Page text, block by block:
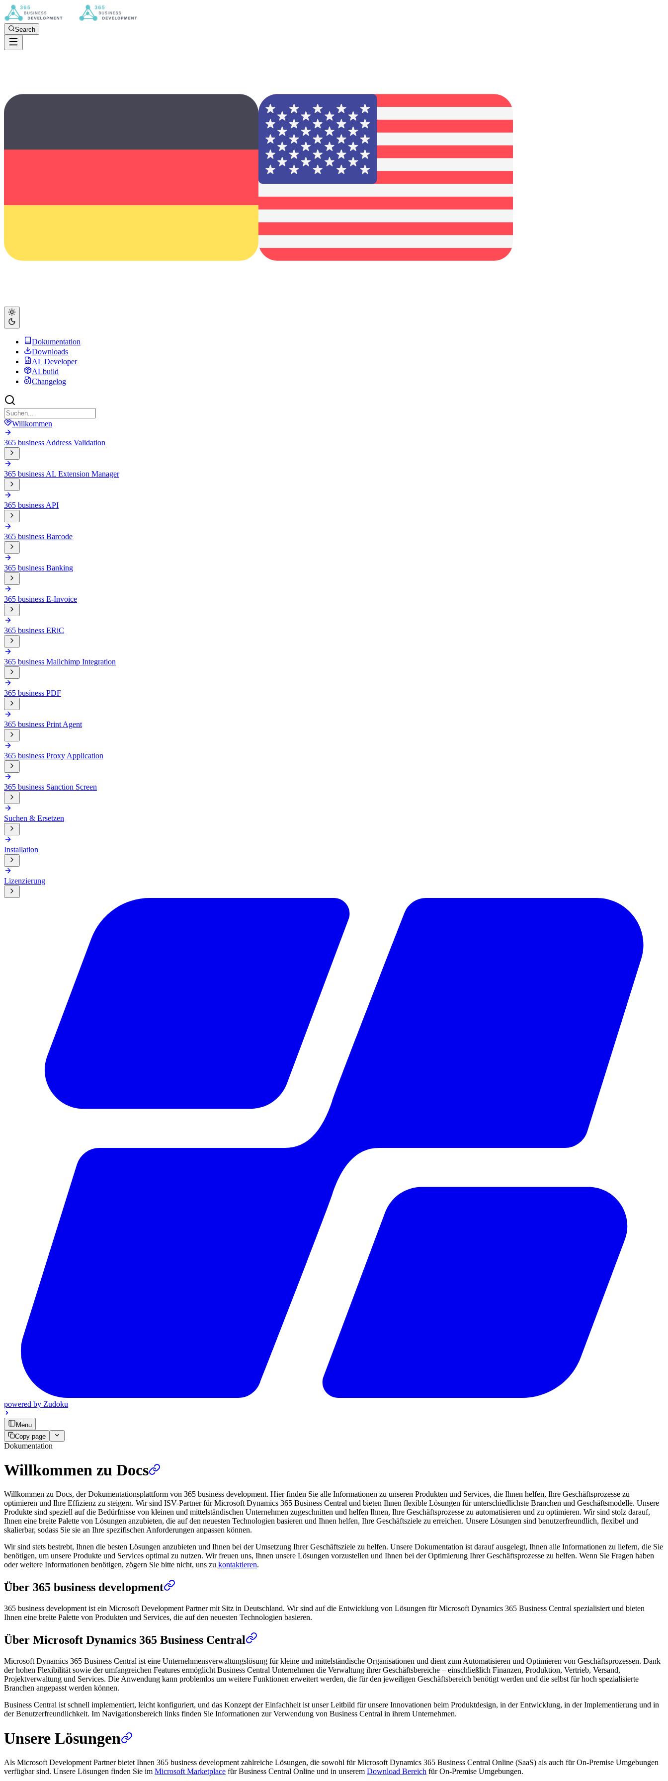
Search
Dokumentation
Downloads
AL Developer
ALbuild
Changelog
Willkommen
365 business Address Validation
365 business AL Extension Manager
365 business API
365 business Barcode
365 business Banking
365 business E-Invoice
365 business ERiC
365 business Mailchimp Integration
365 business PDF
365 business Print Agent
365 business Proxy Application
365 business Sanction Screen
Suchen & Ersetzen
Installation
Lizenzierung
powered by Zudoku
Menu
Copy page
Dokumentation
Willkommen zu Docs
Willkommen zu Docs, der Dokumentationsplattform von 365 business development. Hier finden Sie alle Informationen zu unseren Produkten und Services, die Ihnen helfen, Ihre Geschäftsprozesse zu
optimieren und Ihre Effizienz zu steigern. Wir sind ISV-Partner für Microsoft Dynamics 365 Business Central und bieten Ihnen flexible Lösungen für unterschiedlichste Branchen und Geschäftsmodelle. Unsere
Produkte sind speziell auf die Bedürfnisse von kleinen und mittelständischen Unternehmen zugeschnitten und helfen Ihnen, Ihre Geschäftsprozesse zu automatisieren und zu optimieren. Wir sind stolz darauf,
Ihnen eine breite Palette von Lösungen anzubieten, die auf den neuesten Technologien basieren und Ihnen helfen, Ihre Geschäftsziele zu erreichen. Unsere Lösungen sind benutzerfreundlich, flexibel und
skalierbar, sodass Sie sie an Ihre spezifischen Anforderungen anpassen können.
Wir sind stets bestrebt, Ihnen die besten Lösungen anzubieten und Ihnen bei der Umsetzung Ihrer Geschäftsziele zu helfen. Unsere Dokumentation ist darauf ausgelegt, Ihnen alle Informationen zu liefern, die Sie
benötigen, um unsere Produkte und Services optimal zu nutzen. Wir freuen uns, Ihnen unsere Lösungen vorzustellen und Ihnen bei der Optimierung Ihrer Geschäftsprozesse zu helfen. Wenn Sie Fragen haben
oder weitere Informationen benötigen, zögern Sie bitte nicht, uns zu kontaktieren.
Über 365 business development
365 business development ist ein Microsoft Development Partner mit Sitz in Deutschland. Wir sind auf die Entwicklung von Lösungen für Microsoft Dynamics 365 Business Central spezialisiert und bieten
Ihnen eine breite Palette von Produkten und Services, die auf den neuesten Technologien basieren.
Über Microsoft Dynamics 365 Business Central
Microsoft Dynamics 365 Business Central ist eine Unternehmensverwaltungslösung für kleine und mittelständische Organisationen und dient zum Automatisieren und Optimieren von Geschäftsprozessen. Dank
der hohen Flexibilität sowie der umfangreichen Features ermöglicht Business Central Unternehmen die Verwaltung ihrer Geschäftsbereiche – einschließlich Finanzen, Produktion, Vertrieb, Versand,
Projektverwaltung und Services. Die Anwendung kann problemlos um weitere Funktionen erweitert werden, die für den jeweiligen Geschäftsbereich benötigt werden und die selbst für hoch spezialisierte
Branchen angepasst werden können.
Business Central ist schnell implementiert, leicht konfiguriert, und das Konzept der Einfachheit ist unser Leitbild für unsere Innovationen beim Produktdesign, in der Entwicklung, in der Implementierung und in
der Benutzerfreundlichkeit. Im Navigationsbereich links finden Sie Informationen zur Verwendung von Business Central in ihrem Unternehmen.
Unsere Lösungen
Als Microsoft Development Partner bietet Ihnen 365 business development zahlreiche Lösungen, die sowohl für Microsoft Dynamics 365 Business Central Online (SaaS) als auch für On-Premise Umgebungen
verfügbar sind. Unsere Lösungen finden Sie im Microsoft Marketplace für Business Central Online und in unserem Download Bereich für On-Premise Umgebungen.